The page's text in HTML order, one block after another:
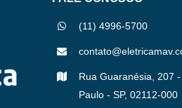
(11) 4996-5700
Rua Guaranésia, 207
Paulo - SP, 02112-000